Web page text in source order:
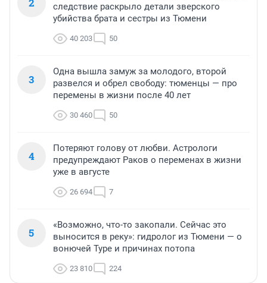
следствие раскрыло детали зверского
убийства брата и сестры из Тюмени
40 203 50
3
Одна вышла замуж за молодого, второй
развелся и обрел свободу: тюменцы — про
перемены в жизни после 40 лет
30 460 50
4
Потеряют голову от любви. Астрологи
предупреждают Раков о переменах в жизни
уже в августе
26 694 7
5
«Возможно, что-то закопали. Сейчас это
выносится в реку»: гидролог из Тюмени — о
вонючей Туре и причинах потопа
23 810 224